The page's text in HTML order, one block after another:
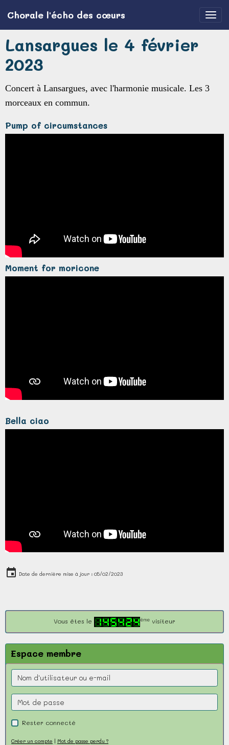
Chorale l'écho des cœurs
Lansargues le 4 février
2023
Concert à Lansargues, avec l'harmonie musicale. Les 3
morceaux en commun.
Pump of circumstances
Moment for moricone
Bella ciao
Date de dernière mise à jour : 05/02/2023
Vous êtes le ème visiteur
Espace membre
Rester connecté
Créer un compte | Mot de passe perdu ?